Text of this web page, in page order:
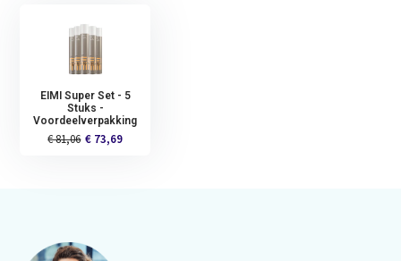
EIMI Super Set - 5
Stuks -
Voordeelverpakking
€ 81,06 € 73,69